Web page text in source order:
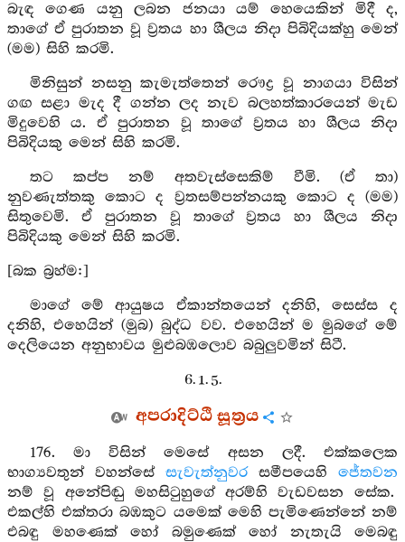
බැඳ ගෙණ යනු ලබන ජනයා යම් හෙයෙකින් මිදී ද,
තාගේ ඒ පුරාතන වූ ව්‍රතය හා ශීලය නිදා පිබිදියක්හු මෙන්
(මම) සිහි කරමි.
මිනිසුන් නසනු කැමැත්තෙන් රෞද්‍ර වූ නාගයා විසින්
ගඟ සළා මැද දී ගන්න ලද නැව බලහත්කාරයෙන් මැඩ
මිදුවෙහි ය. ඒ පුරාතන වූ තාගේ ව්‍රතය හා ශීලය නිදා
පිබිදියකු මෙන් සිහි කරමි.
තට කප්ප නම් අතවැස්සෙකිම් වීමි. (ඒ තා)
නුවණැත්තකු කොට ද ව්‍රතසම්පන්නයකු කොට ද (මම)
සිතුවෙමි. ඒ පුරාතන වූ තාගේ ව්‍රතය හා ශීලය නිදා
පිබිදියකු මෙන් සිහි කරමි.
[බක බ්‍රහ්ම:]
මාගේ මේ ආයුෂය ඒකාන්තයෙන් දනිහි, සෙස්ස ද
දනිහි, එහෙයින් (මුබ) බුද්ධ වව. එහෙයින් ම මුබගේ මේ
දෙලියෙන අනුභාවය මුළුබඹලොව බබුලුවමින් සිටී.
6. 1. 5.
අපරාදිට්ඨි සූත්‍රය
176. මා විසින් මෙසේ අසන ලදී. එක්කලෙක
භාග්‍යවතුන් වහන්සේ සැවැත්නුවරසමීපයෙහි ජේතවන
නම් වූ අනේපිඬු මහසිටුහුගේ අරම්හි වැඩවසන සේක.
එකල්හි එක්තරා බඹකුට යමෙක් මෙහි පැමිණෙන්නේ නම්
එබඳු මහණෙක් හෝ බමුණෙක් හෝ නැතැයි මෙබඳු